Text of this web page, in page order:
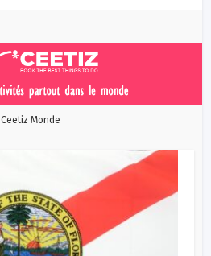
Ceetiz Monde